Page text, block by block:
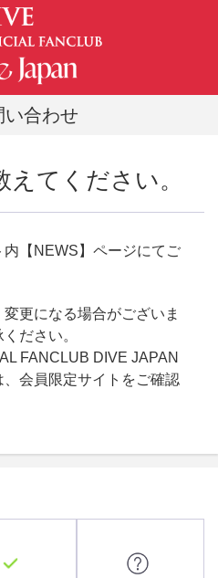
い合わせ
てください。
内【NEWS】ページにてご
更になる場合がございま
ださい。
FANCLUB DIVE JAPAN
会員限定サイトをご確認